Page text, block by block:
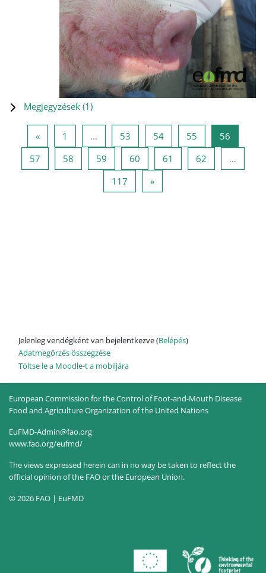
Megjegyzések (1)
«Előző oldal
1 … 53 53 oldal
5454 oldal
55 55 oldal
56
57 57 oldal
58 58 oldal
59 59 oldal
60 60 oldal
61 61 oldal
62
…
117 117 oldal
»Következő oldal
Jelenleg vendégként van bejelentkezve (Belépés)
Adatmegőrzés összegzése
Töltse le a Moodle-t a mobiljára
European Commission for the Control of Foot-and-Mouth Disease
Food and Agriculture Organization of the United Nations
EuFMD-Admin@fao.org
www.fao.org/eufmd/
The views expressed herein can in no way be taken to reflect the
official opinion of the FAO or the European Union.
© 2026 FAO | EuFMD